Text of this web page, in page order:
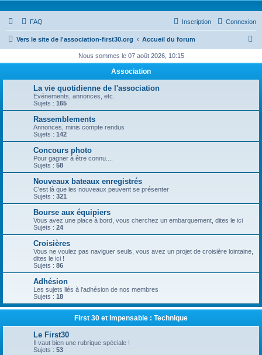
FAQ Connexion
Inscription
Vers le site de l'association-first30.org Accueil du forum
h
r
Nous sommes le 07 août 2026, 10:15
Association
La vie quotidienne de l'association
Evénements, annonces, etc.
Sujets : 165
Rassemblements
Annonces, minis compte rendus
Sujets : 142
Concours photo
Pour gagner à être connu....
Sujets : 58
Nouveaux bateaux enregistrés
C'est là que les nouveaux peuvent se présenter
Sujets : 321
Bourse aux équipiers
Vous avez une place à bord, vous cherchez un embarquement, dites le ici
Sujets : 24
Croisières
Vous ne voulez pas naviguer seuls, vous avez un projet de croisière lointaine,
dites le ici !
Sujets : 86
Adhésion
Les sujets liés à l'adhésion de nos membres
Sujets : 18
First 30 et Impensable : Technique
Le First30
Il vaut bien une rubrique spéciale !
Sujets : 53